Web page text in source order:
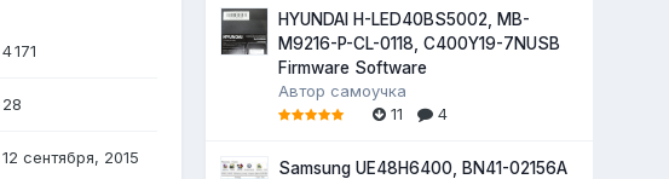
4 171
28
12 сентября, 2015
HYUNDAI H-LED40BS5002, MB-
M9216-P-CL-0118, C400Y19-7NUSB
Firmware Software
Автор самоучка
11
4
Samsung UE48H6400, BN41-02156A